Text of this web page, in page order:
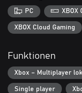
PC XBOX
XBOX Cloud Gaming
Funktionen
Xbox – Multiplayer
Single player